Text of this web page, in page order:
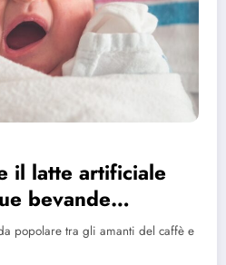
il latte artificiale
bevande
popolare tra gli amanti del caffè e